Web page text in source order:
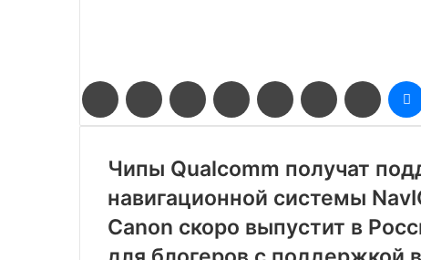
FacebookTwitter LinkedIn Pinterest Reddit Вконтакте
Чипы Qualcomm получат
навигационной системы
Canon скоро выпустит в